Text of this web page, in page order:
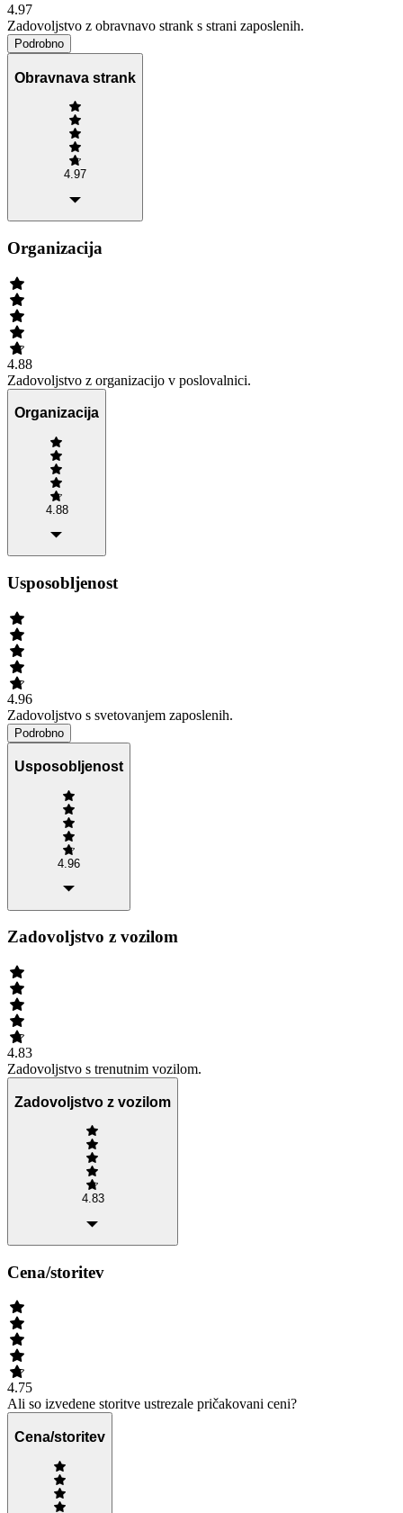
4.97
Zadovoljstvo z obravnavo strank s strani zaposlenih.
Podrobno
Obravnava strank
4.97
Organizacija
4.88
Zadovoljstvo z organizacijo v poslovalnici.
Organizacija
4.88
Usposobljenost
4.96
Zadovoljstvo s svetovanjem zaposlenih.
Podrobno
Usposobljenost
4.96
Zadovoljstvo z vozilom
4.83
Zadovoljstvo s trenutnim vozilom.
Zadovoljstvo z vozilom
4.83
Cena/storitev
4.75
Ali so izvedene storitve ustrezale pričakovani ceni?
Cena/storitev